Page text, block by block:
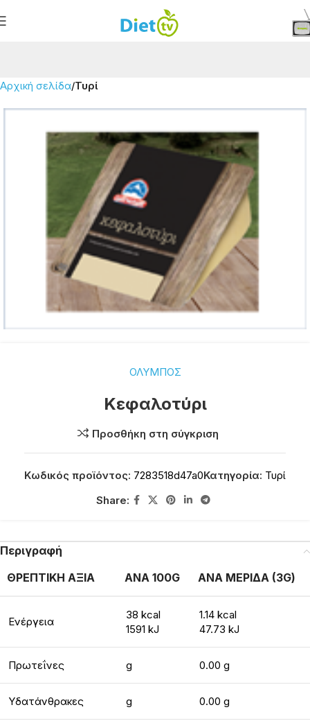
Αρχική σελίδα Τυρί
ΟΛΥΜΠΟΣ
Κεφαλοτύρι
Προσθήκη στη σύγκριση
Κωδικός προϊόντος: 7283518d47a0Κατηγορία: Τυρί
Share:
Περιγραφή
ΘΡΕΠΤΙΚΗ ΑΞΙΑ
ΑΝΑ 100G ΑΝΑ ΜΕΡΙΔΑ (3G)
Ενέργεια
38 kcal
1591 kJ
1.14 kcal
47.73 kJ
Πρωτεΐνες g 0.00 g
Υδατάνθρακες g 0.00 g